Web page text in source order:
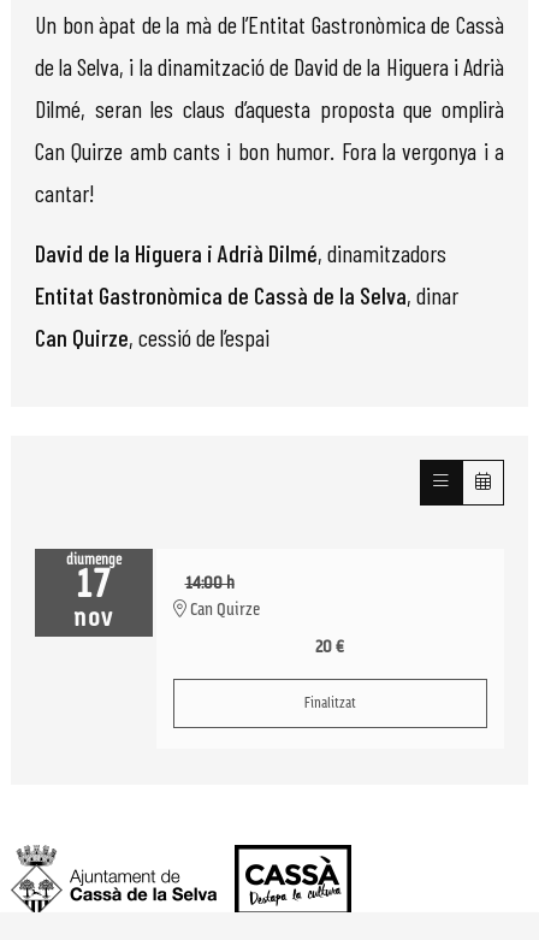
Un bon àpat de la mà de l’Entitat Gastronòmica de Cassà
de la Selva, i la dinamització de David de la Higuera i Adrià
Dilmé, seran les claus d’aquesta proposta que omplirà
Can Quirze amb cants i bon humor. Fora la vergonya i a
cantar!
David de la Higuera i Adrià Dilmé, dinamitzadors
Entitat Gastronòmica de Cassà de la Selva, dinar
Can Quirze, cessió de l’espai
diumenge
17
nov
14:00 h
Can Quirze
20 €
Finalitzat